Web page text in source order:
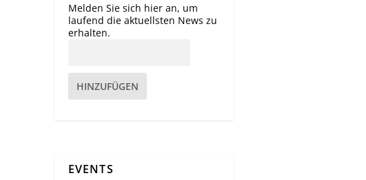
Melden Sie sich hier an, um
laufend die aktuellsten News zu
erhalten.
HINZUFÜGEN
EVENTS